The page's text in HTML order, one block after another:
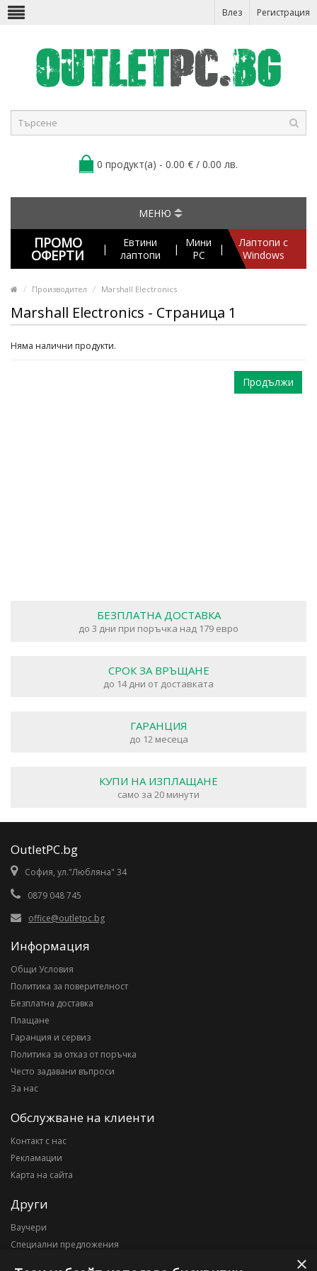
Влез Регистрация
0 продукт(а) - 0.00 € / 0.00 лв.
МЕНЮ
ПРОМО
ОФЕРТИ |
Евтини
лаптопи
|
Мини
PC
|
Лаптопи с
Windows
Производител Marshall Electronics
Marshall Electronics - Страница 1
Няма налични продукти.
Продължи
БЕЗПЛАТНА ДОСТАВКА
до 3 дни при поръчка над 179 евро
СРОК ЗА ВРЪЩАНЕ
до 14 дни от доставката
ГАРАНЦИЯ
до 12 месеца
КУПИ НА ИЗПЛАЩАНЕ
само за 20 минути
OutletPC.bg
София, ул."Любляна" 34
0879 048 745
office@outletpc.bg
Информация
Общи Условия
Политика за поверителност
Безплатна доставка
Плащане
Гаранция и сервиз
Политика за отказ от поръчка
Често задавани въпроси
За нас
Обслужване на клиенти
Контакт с нас
Рекламации
Карта на сайта
Други
Ваучери
Специални предложения
×